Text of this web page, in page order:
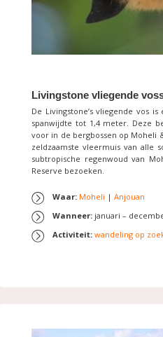
Livingstone vliegende
De Livingstone’s vliegende vos
spanwijdte tot 1,4 meter. Deze
voor in de bergbossen op Moheli
zeldzaamste vleermuis van alle
subtropische regenwoud van
Reserve bezoeken.
Waar: Moheli | Anjouan
Wanneer: januari –
Activiteit: wandeling op